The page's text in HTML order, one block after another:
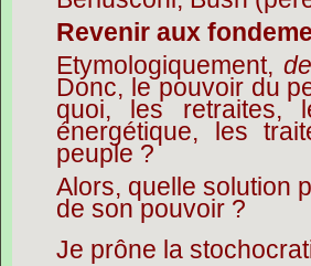
Revenir aux
Etymologiquement,
Donc, le pouvoir du
quoi, les retraites,
énergétique, les
peuple ?
Alors, quelle solution
de son pouvoir ?
Je prône la